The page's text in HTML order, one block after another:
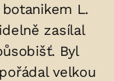
L.
zasílal
Byl
velkou